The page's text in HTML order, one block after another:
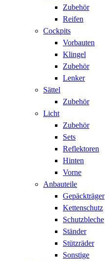
Zubehör
Reifen
Cockpits
Vorbauten
Klingel
Zubehör
Lenker
Sättel
Zubehör
Licht
Zubehör
Sets
Reflektoren
Hinten
Vorne
Anbauteile
Gepäckträger
Kettenschutz
Schutzbleche
Ständer
Stützräder
Sonstige